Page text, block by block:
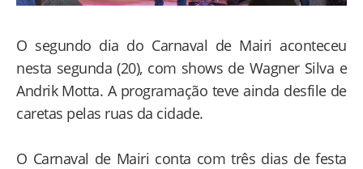
O segundo dia do Carnaval de Mairi aconteceu
nesta segunda (20), com shows de Wagner Silva e
Andrik Motta. A programação teve ainda desfile de
caretas pelas ruas da cidade.
O Carnaval de Mairi conta com três dias de festa